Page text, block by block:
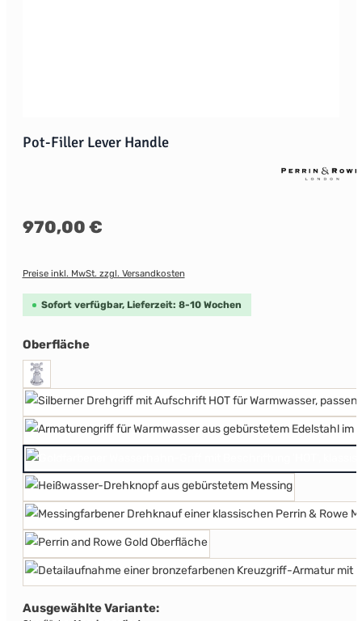
Pot-Filler Lever Handle
Regulärer Preis:
970,00 €
Preise inkl. MwSt. zzgl. Versandkosten
Sofort verfügbar, Lieferzeit: 8-10 Wochen
Oberflächeauswählen
Chrom
Messing satiniert
Ausgewählte Variante: